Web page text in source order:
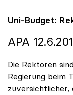
Uni-Budget:
APA
Die Rektoren
Regierung beim
zuversichtlicher,